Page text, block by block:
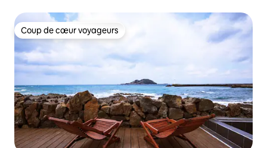
Coup de cœur voyageurs
Coup de cœur voyageurs